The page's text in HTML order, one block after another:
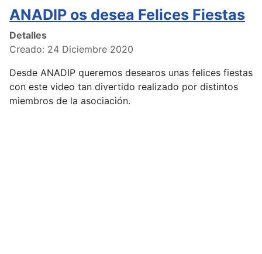
ANADIP os desea Felices Fiestas
Detalles
Creado: 24 Diciembre 2020
Desde ANADIP queremos desearos unas felices fiestas
con este video tan divertido realizado por distintos
miembros de la asociación.